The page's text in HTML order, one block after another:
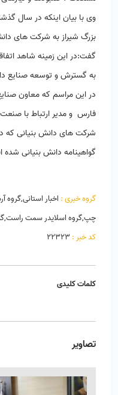
وی با بیان اینکه در سال
بزرگ شیراز به شرکت های
گفت:در این زمینه شاهد
به گسترش و توسعه صنایع
در این مراسم که معاون
فارس و مدیر ارتباط با صنعت
شرکت های دانش بنیانی که
گواهینامه دانش بنیانی شده
گروه خبری : اخبار استانی,گروه
چپ,گروه اسلایدر سمت
کد خبر :22323
کلمات کلیدی
تصاویر